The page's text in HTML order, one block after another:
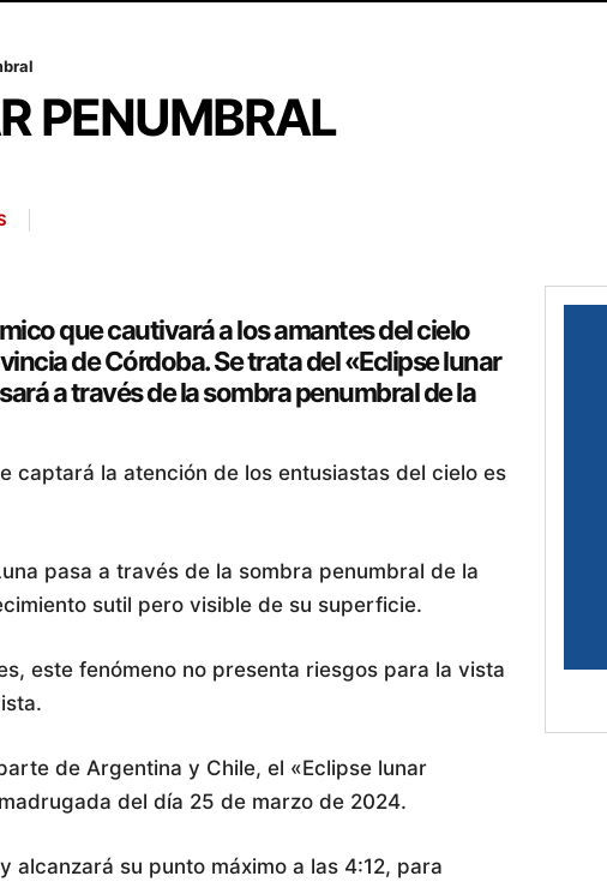
PENUMBRAL
que cautivará a los amantes del cielo
de Córdoba. Se trata del «Eclipse lunar
a través de la sombra penumbral de la
captará la atención de los entusiastas del cielo es
pasa a través de la sombra penumbral de la
sutil pero visible de su superficie.
este fenómeno no presenta riesgos para la vista
de Argentina y Chile, el «Eclipse lunar
del día 25 de marzo de 2024.
alcanzará su punto máximo a las 4:12, para